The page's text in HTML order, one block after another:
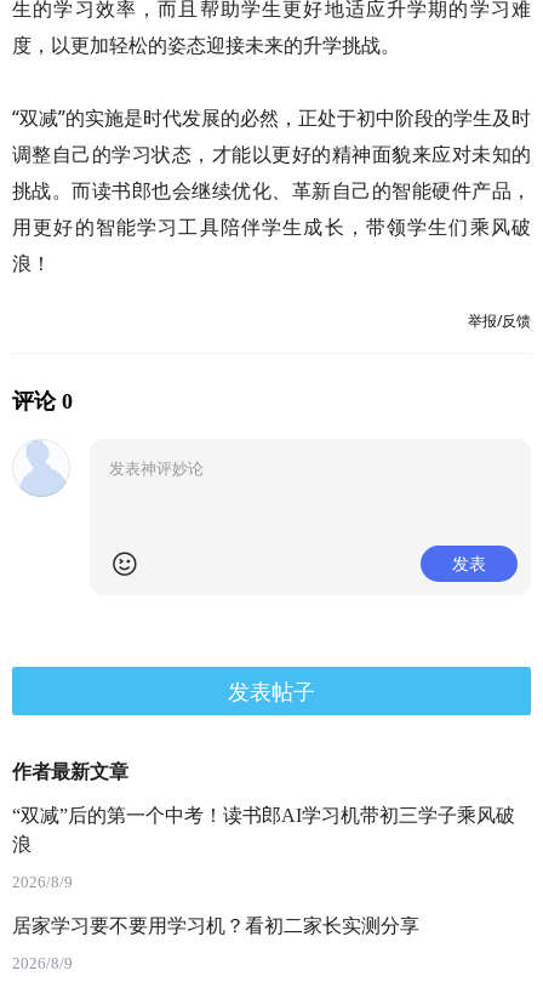
生的学习效率，而且帮助学生更好地适应升学期的学习难
度，以更加轻松的姿态迎接未来的升学挑战。
“双减”的实施是时代发展的必然，正处于初中阶段的学生及时
调整自己的学习状态，才能以更好的精神面貌来应对未知的
挑战。而读书郎也会继续优化、革新自己的智能硬件产品，
用更好的智能学习工具陪伴学生成长，带领学生们乘风破
浪！
举报/反馈
评论 0
发表
发表帖子
作者最新文章
“双减”后的第一个中考！读书郎AI学习机带初三学子乘风破
浪
2026/8/9
居家学习要不要用学习机？看初二家长实测分享
2026/8/9